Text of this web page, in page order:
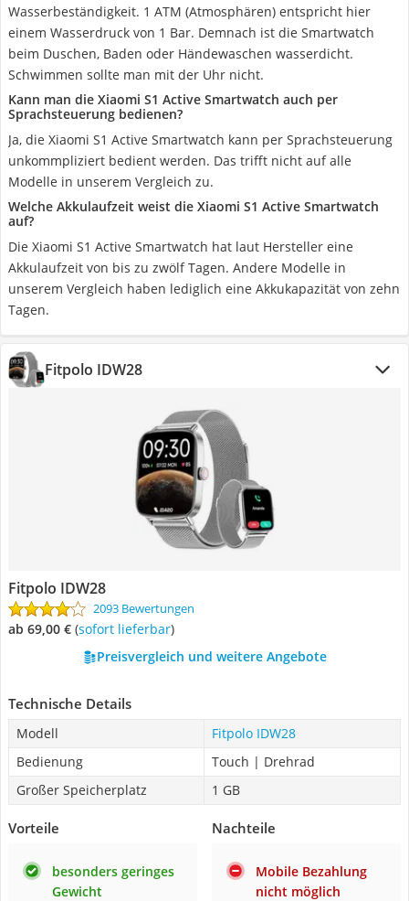
Wasserbeständigkeit. 1 ATM (Atmosphären) entspricht hier
einem Wasserdruck von 1 Bar. Demnach ist die Smartwatch
beim Duschen, Baden oder Händewaschen wasserdicht.
Schwimmen sollte man mit der Uhr nicht.
Kann man die Xiaomi S1 Active Smartwatch auch per
Sprachsteuerung bedienen?
Ja, die Xiaomi S1 Active Smartwatch kann per Sprachsteuerung
unkommpliziert bedient werden. Das trifft nicht auf alle
Modelle in unserem Vergleich zu.
Welche Akkulaufzeit weist die Xiaomi S1 Active Smartwatch
auf?
Die Xiaomi S1 Active Smartwatch hat laut Hersteller eine
Akkulaufzeit von bis zu zwölf Tagen. Andere Modelle in
unserem Vergleich haben lediglich eine Akkukapazität von zehn
Tagen.
Fitpolo IDW28
Fitpolo IDW28
2093 Bewertungen
ab 69,00 € ( Sofort lieferbar)
Preisvergleich und weitere Angebote
Technische Details
Modell
Fitpolo IDW28
Bedienung
Touch | Drehrad
Großer Speicherplatz
1 GB
Vorteile
besonders geringes
Gewicht
Nachteile
Mobile Bezahlung
nicht möglich